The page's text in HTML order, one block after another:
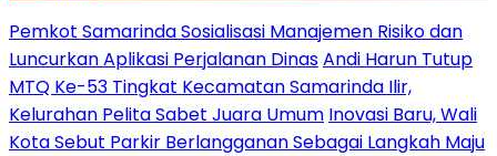
Pemkot Samarinda Sosialisasi Manajemen Risiko dan
Luncurkan Aplikasi Perjalanan DinasAndi Harun Tutup
MTQ Ke-53 Tingkat Kecamatan Samarinda Ilir,
Kelurahan Pelita Sabet Juara Umum Inovasi Baru, Wali
Kota Sebut Parkir Berlangganan Sebagai Langkah Maju